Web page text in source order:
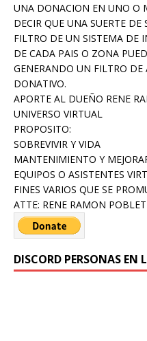
UNA DONACION EN UNO O
DECIR QUE UNA SUERTE
FILTRO DE UN SISTEMA DE
DE CADA PAIS O ZONA
GENERANDO UN FILTRO DE
DONATIVO.
APORTE AL DUEÑO RENE
UNIVERSO VIRTUAL
PROPOSITO:
SOBREVIVIR Y VIDA
MANTENIMIENTO Y
EQUIPOS O ASISTENTES
FINES VARIOS QUE SE
ATTE: RENE RAMON
DISCORD PERSONAS EN